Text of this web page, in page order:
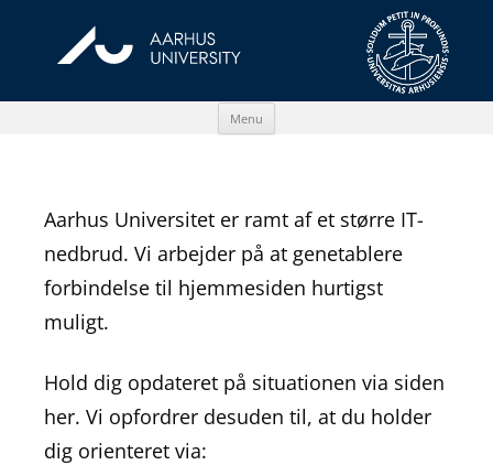
Menu
Aarhus Universitet er ramt af et større IT-
nedbrud. Vi arbejder på at genetablere
forbindelse til hjemmesiden hurtigst
muligt.
Hold dig opdateret på situationen via siden
her. Vi opfordrer desuden til, at du holder
dig orienteret via: